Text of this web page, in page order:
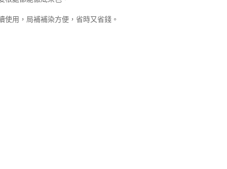
用，局補補染方便，省時又省錢。